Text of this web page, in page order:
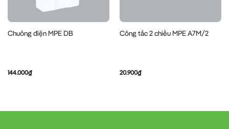
Chuông điện MPE DB
144.000₫
Công tắc 2 chiều MPE A7M/2
20.900₫